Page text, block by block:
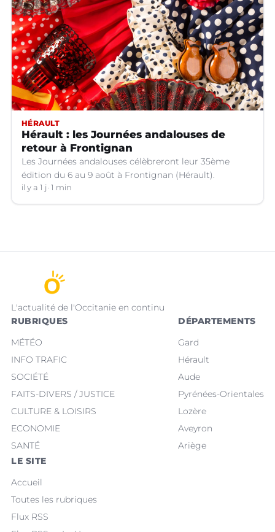
HÉRAULT
Hérault : les Journées andalouses de
retour à Frontignan
Les Journées andalouses célèbreront leur 35ème
édition du 6 au 9 août à Frontignan (Hérault).
il y a 1 j 1 min
L'actualité de l'Occitanie en continu
RUBRIQUES
MÉTÉO
INFO TRAFIC
SOCIÉTÉ
FAITS-DIVERS / JUSTICE
CULTURE & LOISIRS
ECONOMIE
SANTÉ
DÉPARTEMENTS
Gard
Hérault
Aude
Pyrénées-Orientales
Lozère
Aveyron
Ariège
LE SITE
Accueil
Toutes les rubriques
Flux RSS